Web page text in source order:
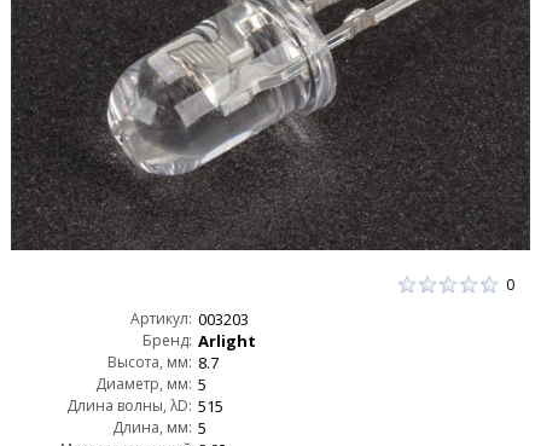
0
Артикул: 003203
Бренд: Arlight
Высота, мм: 8.7
Диаметр, мм: 5
Длина волны, λD: 515
Длина, мм: 5